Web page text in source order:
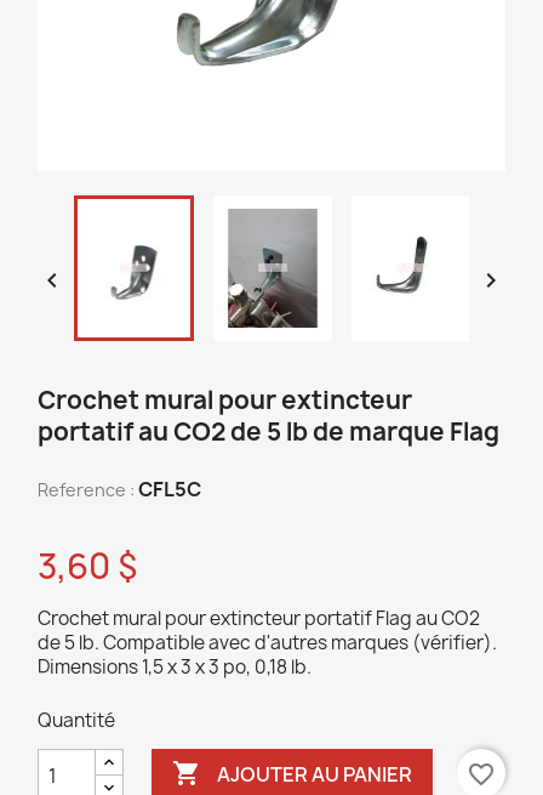
 
Crochet mural pour extincteur
portatif au CO2 de 5 lb de marque Flag
Reference : CFL5C
3,60 $
Crochet mural pour extincteur portatif Flag au CO2
de 5 lb. Compatible avec d'autres marques (vérifier).
Dimensions 1,5 x 3 x 3 po, 0,18 lb.
Quantité
 AJOUTER AU PANIER favorite_border